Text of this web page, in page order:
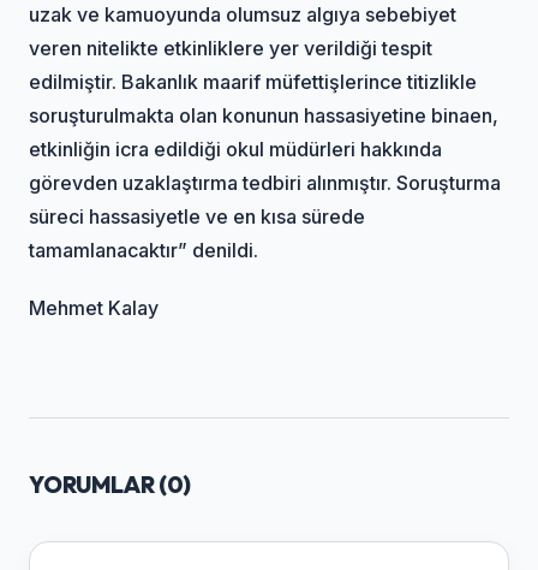
uzak ve kamuoyunda olumsuz algıya sebebiyet
veren nitelikte etkinliklere yer verildiği tespit
edilmiştir. Bakanlık maarif müfettişlerince titizlikle
soruşturulmakta olan konunun hassasiyetine binaen,
etkinliğin icra edildiği okul müdürleri hakkında
görevden uzaklaştırma tedbiri alınmıştır. Soruşturma
süreci hassasiyetle ve en kısa sürede
tamamlanacaktır” denildi.
Mehmet Kalay
YORUMLAR (0)